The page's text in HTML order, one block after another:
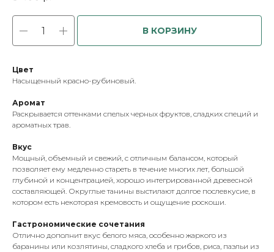
В КОРЗИНУ
Цвет
Насыщенный красно-рубиновый.
Аромат
Раскрывается оттенками спелых черных фруктов, сладких специй и
ароматных трав.
Вкус
Мощный, объемный и свежий, с отличным балансом, который
позволяет ему медленно стареть в течение многих лет, большой
глубиной и концентрацией, хорошо интегрированной древесной
составляющей. Округлые танины выстилают долгое послевкусие, в
котором есть некоторая кремовость и ощущение роскоши.
Гастрономические сочетания
Отлично дополнит вкус белого мяса, особенно жаркого из
баранины или козлятины, сладкого хлеба и грибов, риса, паэльи из